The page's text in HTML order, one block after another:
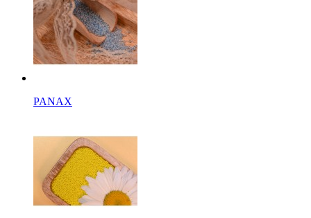
PANAX